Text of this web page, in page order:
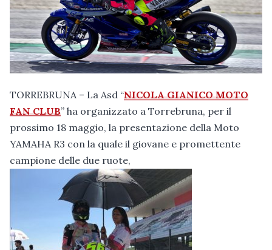
TORREBRUNA – La Asd “NICOLA GIANICO MOTO
FAN CLUB” ha organizzato a Torrebruna, per il
prossimo 18 maggio, la presentazione della Moto
YAMAHA R3 con la quale il giovane e promettente
campione delle due ruote,